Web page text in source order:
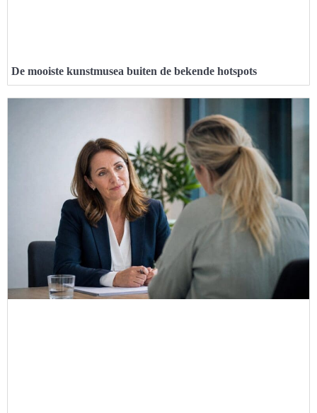
De mooiste kunstmusea buiten de bekende hotspots